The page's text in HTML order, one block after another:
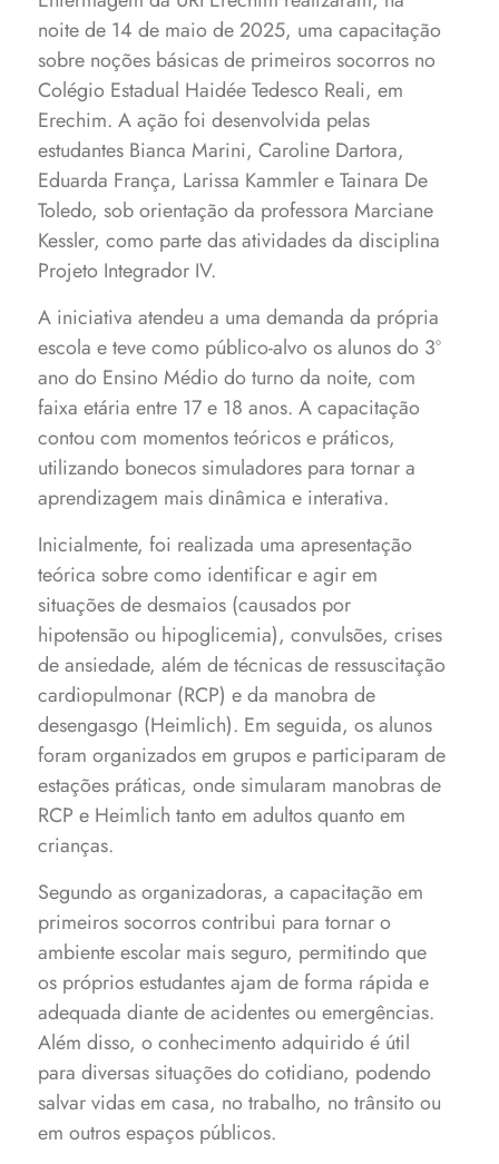
noite de 14 de maio de 2025, uma capacitação
sobre noções básicas de primeiros socorros no
Colégio Estadual Haidée Tedesco Reali, em
Erechim. A ação foi desenvolvida pelas
estudantes Bianca Marini, Caroline Dartora,
Eduarda França, Larissa Kammler e Tainara De
Toledo, sob orientação da professora Marciane
Kessler, como parte das atividades da disciplina
Projeto Integrador IV.
A iniciativa atendeu a uma demanda da própria
escola e teve como público-alvo os alunos do 3º
ano do Ensino Médio do turno da noite, com
faixa etária entre 17 e 18 anos. A capacitação
contou com momentos teóricos e práticos,
utilizando bonecos simuladores para tornar a
aprendizagem mais dinâmica e interativa.
Inicialmente, foi realizada uma apresentação
teórica sobre como identificar e agir em
situações de desmaios (causados por
hipotensão ou hipoglicemia), convulsões, crises
de ansiedade, além de técnicas de ressuscitação
cardiopulmonar (RCP) e da manobra de
desengasgo (Heimlich). Em seguida, os alunos
foram organizados em grupos e participaram de
estações práticas, onde simularam manobras de
RCP e Heimlich tanto em adultos quanto em
crianças.
Segundo as organizadoras, a capacitação em
primeiros socorros contribui para tornar o
ambiente escolar mais seguro, permitindo que
os próprios estudantes ajam de forma rápida e
adequada diante de acidentes ou emergências.
Além disso, o conhecimento adquirido é útil
para diversas situações do cotidiano, podendo
salvar vidas em casa, no trabalho, no trânsito ou
em outros espaços públicos.